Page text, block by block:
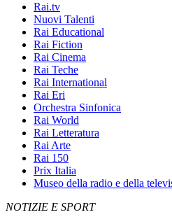
Rai.tv
Nuovi Talenti
Rai Educational
Rai Fiction
Rai Cinema
Rai Teche
Rai International
Rai Eri
Orchestra Sinfonica
Rai World
Rai Letteratura
Rai Arte
Rai 150
Prix Italia
Museo della radio e della
NOTIZIE E SPORT